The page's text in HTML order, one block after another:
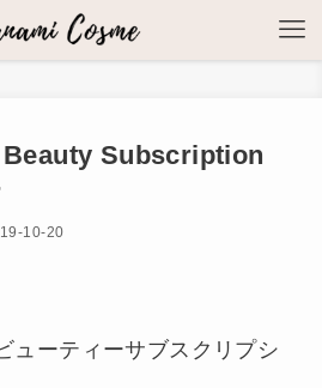
Subscription
10-20
ューティーサブスクリプシ